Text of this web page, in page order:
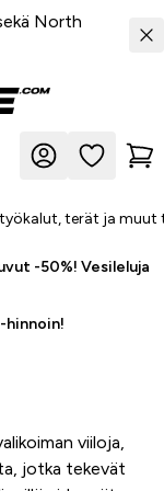
North
terät ja muut
-50%! Vesileluja
hinnoin!
viiloja,
jotka tekevät